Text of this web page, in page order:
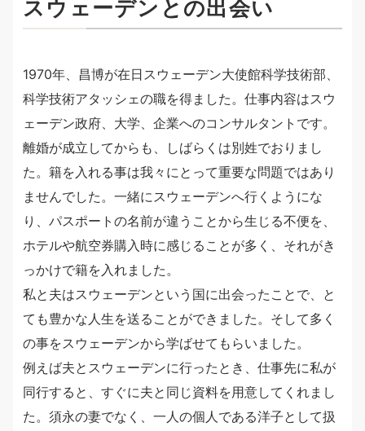
スウェーデンとの出会い
1970年、昌博が在日スウェーデン大使館科学技術部、
科学技術アタッシェの職を得ました。仕事内容はスウ
ェーデン政府、大学、企業へのコンサルタントです。
離婚が成立してからも、しばらくは別姓でおりまし
た。籍を入れる事は我々にとって重要な問題ではあり
ませんでした。一緒にスウェーデンへ行くようにな
り、パスポートの名前が違うことから生じる不便を、
ホテルや航空券購入時に感じることが多く、それがき
っかけで籍を入れました。
私と夫はスウェーデンという国に出会ったことで、と
ても豊かな人生を送ることができました。そして多く
の事をスウェーデンから学ばせてもらいました。
例えば夫とスウェーデンに行ったとき、仕事先に私が
同行すると、すぐに夫と同じ資料を用意してくれまし
た。須永の妻でなく、一人の個人である洋子として扱